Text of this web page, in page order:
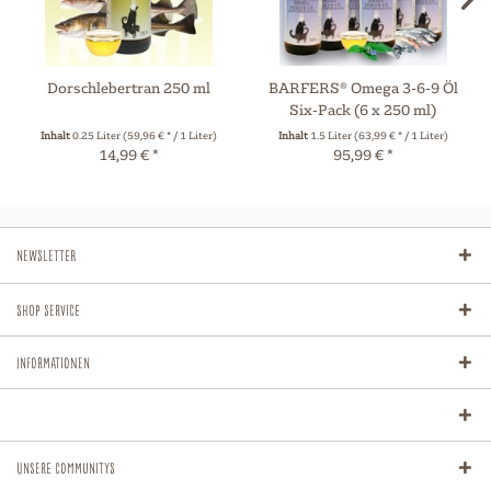
Dorschlebertran 250 ml
Inhalt0.25 Liter(59,96 € * / 1 Liter)
14,99 € *
BARFERS® Omega 3-6-9 Öl
Six-Pack (6 x 250 ml)
Inhalt 1.5 Liter(63,99 € * / 1 Liter)
95,99 € *
Newsletter
Shop Service
Informationen
Unsere Communitys